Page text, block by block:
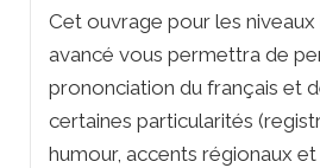
Cet ouvrage pour les
avancé vous permettra de
prononciation du français et
certaines particularités
humour, accents régionaux